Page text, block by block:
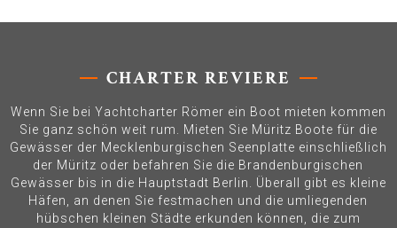
CHARTER REVIERE
Wenn Sie bei Yachtcharter Römer ein Boot mieten kommen
Sie ganz schön weit rum. Mieten Sie Müritz Boote für die
Gewässer der Mecklenburgischen Seenplatte einschließlich
der Müritz oder befahren Sie die Brandenburgischen
Gewässer bis in die Hauptstadt Berlin. Überall gibt es kleine
Häfen, an denen Sie festmachen und die umliegenden
hübschen kleinen Städte erkunden können, die zum